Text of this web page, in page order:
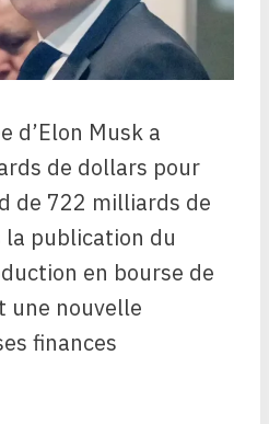
d’Elon Musk a
de dollars pour
de 722 milliards de
publication du
en bourse de
une nouvelle
finances